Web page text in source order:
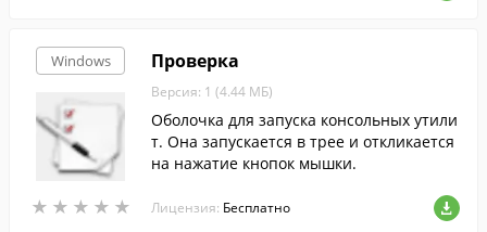
Windows
★ ★ ★ ★ ★
★ ★ ★ ★ ★
Проверка
Версия: 1 (4.44 МБ)
Оболочка для запуска консольных утили
т. Она запускается в трее и откликается
на нажатие кнопок мышки.
Лицензия: Бесплатно